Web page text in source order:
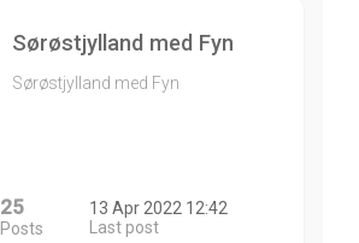
Sørøstjylland med Fyn
Sørøstjylland med Fyn
25
Posts
13 Apr 2022 12:42
Last post